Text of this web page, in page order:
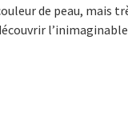
de peau, mais